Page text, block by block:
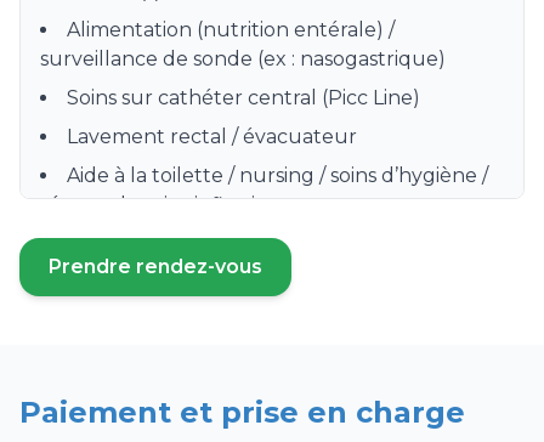
Alimentation (nutrition entérale) /
surveillance de sonde (ex : nasogastrique)
Soins sur cathéter central (Picc Line)
Lavement rectal / évacuateur
Aide à la toilette / nursing / soins d’hygiène /
séance de soins infirmiers
Préparation, distribution et surveillance de
prise de médicament
Surveillance clinique hebdomadaire
Prendre rendez-vous
(ouvre un nouvel onglet)
Paiement et prise en charge